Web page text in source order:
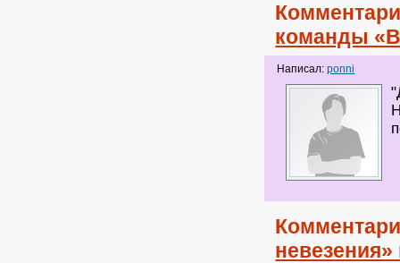
команды
Написал:ponni